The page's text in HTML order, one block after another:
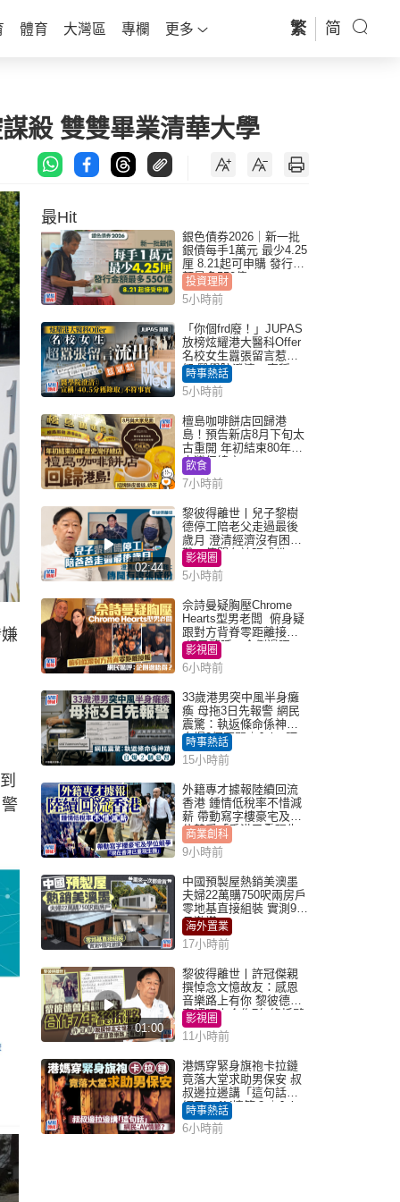
體育 大灣區 專欄 更多 繁 简
殺 雙雙畢業清華大學
最Hit
銀色債券2026｜新一批
銀債每手1萬元 最少4.25
厘 8.21起可申購 發行金
額最多550億
投資理財
5小時前
「你個frd廢！」JUPAS
放榜炫耀港大醫科Offer
名校女生囂張留言惹眾
怒 醫學院澄清：宣稱
「40.5分獲錄取」不符事
實｜Juicy叮
時事熱話
5小時前
檀島咖啡餅店回歸港
島！預告新店8月下旬太
古重開 年初結束80年歷
史灣仔總店
飲食
7小時前
02:44
黎彼得離世丨兒子黎樹
德停工陪老父走過最後
歲月 澄清經濟沒有困
難：傳聞有誇張成份
影視圈
5小時前
佘詩曼疑胸壓Chrome
Hearts型男老闆 俯身疑
跟對方背脊零距離接觸
網民驚呼：企側邊唔
得？
影視圈
6小時前
33歲港男突中風半身癱
瘓 母拖3日先報警 網民
震驚：執返條命係神蹟
自爆2個惡習｜Juicy叮
時事熱話
15小時前
外籍專才據報陸續回流
香港 鍾情低稅率不惜減
薪 帶動寫字樓豪宅及學
位競爭「香港已重現生
機」
商業創科
9小時前
中國預製屋熱銷美澳墨
夫婦22萬購750呎兩房戶
零地基直接組裝 實測9個
月激讚
海外置業
17小時前
01:00
黎彼得離世丨許冠傑親
撰悼念文憶故友：感恩
音樂路上有你 黎彼德曾
直認唔夾合作7年終拆夥
影視圈
11小時前
港媽穿緊身旗袍卡拉鏈
竟落大堂求助男保安 叔
叔邊拉邊講「這句話」
網民：AV情節？｜Juicy
叮
時事熱話
6小時前